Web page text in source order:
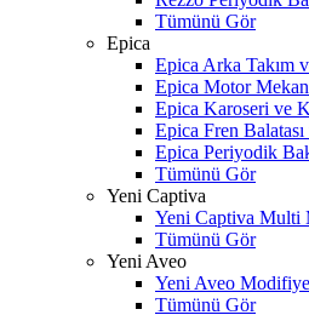
Tümünü Gör
Epica
Epica Arka Takım
Epica Motor
Epica Karoseri ve
Epica Fren
Epica Periyodik
Tümünü Gör
Yeni Captiva
Yeni Captiva Multi
Tümünü Gör
Yeni Aveo
Yeni Aveo
Tümünü Gör